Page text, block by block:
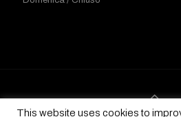
This website uses cookies to